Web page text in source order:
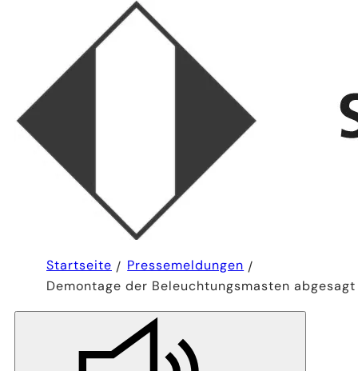
Startseite
Pressemeldungen
Demontage der Beleuchtungsmasten abgesagt